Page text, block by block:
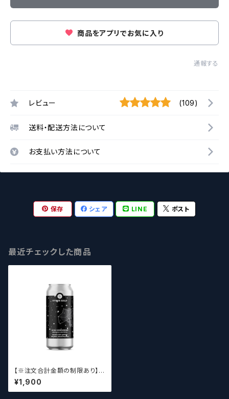
商品をアプリでお気に入り
通報する
レビュー (109)
送料・配送方法について
お支払い方法について
保存 シェア LINE ポスト
最近チェックした商品
【※注文合計金額の制限あり】
《池》アザーハーフ / Other Hal
f DDH Uchu Burokkori / Bro
ccoli Universe うちゅう・ブロ
¥1,900